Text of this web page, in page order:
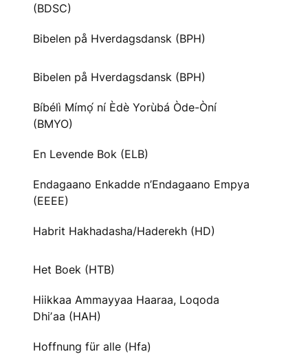
(BDSC)
Bibelen på Hverdagsdansk (BPH)
Bibelen på Hverdagsdansk (BPH)
Bíbélì Mímọ́ ní Èdè Yorùbá Òde-Òní
(BMYO)
En Levende Bok (ELB)
Endagaano Enkadde n’Endagaano Empya
(EEEE)
Habrit Hakhadasha/Haderekh (HD)
Het Boek (HTB)
Hiikkaa Ammayyaa Haaraa, Loqoda
Dhiʼaa (HAH)
Hoffnung für alle (Hfa)